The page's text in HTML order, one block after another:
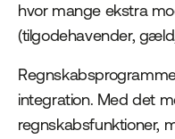
hvor mange ekstra
(tilgodehavender,
integration. Med det
regnskabsfunktioner,